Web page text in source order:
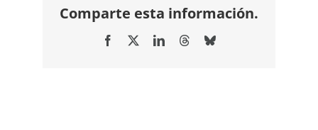
Comparte esta información.
Facebook LinkedInThreadsBluesky